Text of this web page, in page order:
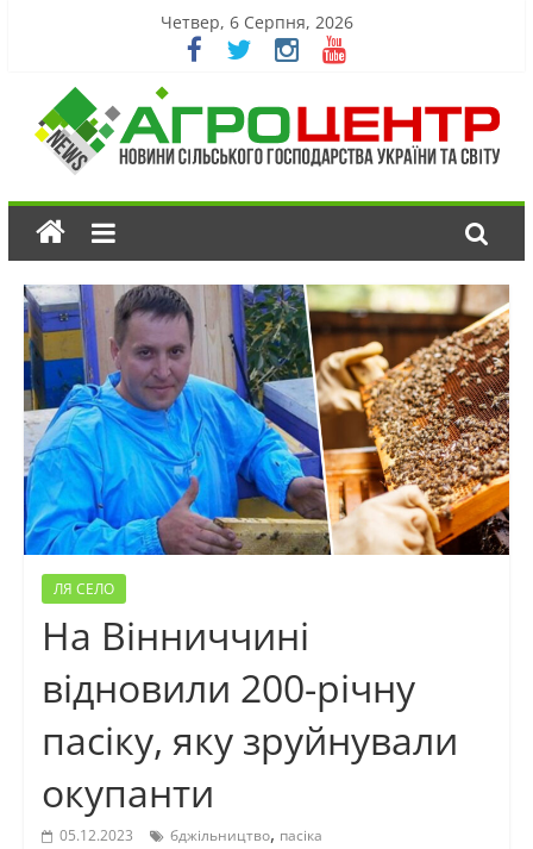
Четвер, 6 Серпня, 2026
ЛЯ СЕЛО
На Вінниччині
відновили 200-річну
пасіку, яку зруйнували
окупанти
05.12.2023 бджільництво, пасіка